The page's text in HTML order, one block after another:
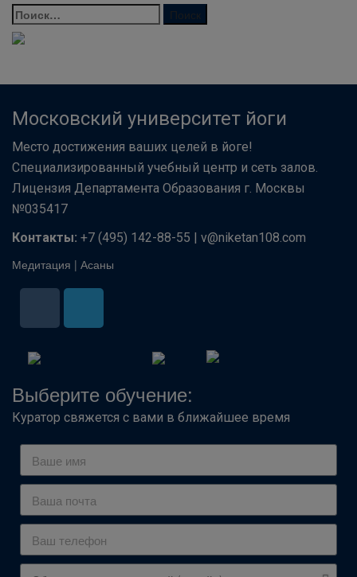
Московский университет йоги
Место достижения ваших целей в йоге!
Специализированный учебный центр и сеть залов.
Лицензия Департамента Образования г. Москвы
№035417
Контакты: +7 (495) 142-88-55 | v@niketan108.com
Медитация | Асаны
Выберите обучение:
Куратор свяжется с вами в ближайшее время